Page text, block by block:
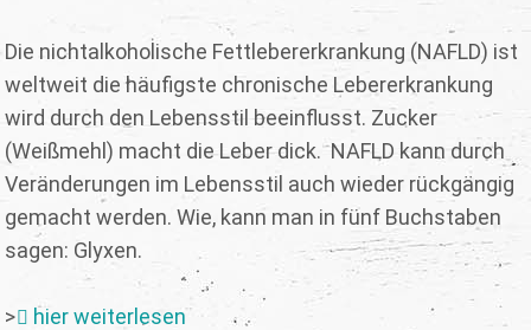
Die nichtalkoholische Fettlebererkrankung (NAFLD) ist
weltweit die häufigste chronische Lebererkrankung
wird durch den Lebensstil beeinflusst. Zucker
(Weißmehl) macht die Leber dick. NAFLD kann durch
Veränderungen im Lebensstil auch wieder rückgängig
gemacht werden. Wie, kann man in fünf Buchstaben
sagen: Glyxen.
>
hier weiterlesen